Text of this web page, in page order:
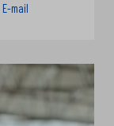
E-mail